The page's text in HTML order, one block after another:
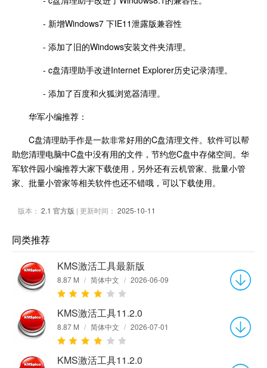
- 新增Windows7 下IE11泄露版兼容性
- 添加了旧的Windows安装文件夹清理。
- c盘清理助手改进Internet Explorer历史记录清理。
- 添加了百度和火狐浏览器清理。
华军小编推荐：
C盘清理助手作是一款非常好用的C盘清理文件。软件可以帮
助您清理电脑中C盘中没有用的文件，节约您C盘中存储空间。华
军软件园小编推荐大家下载使用，另外还有云机管家、批量小管
家、批量小管家等相关软件也还不错哦，可以下载使用。
版本： 2.1 官方版 | 更新时间： 2025-10-11
同类推荐
KMS激活工具最新版
8.87 M / 简体中文 / 2026-06-09
KMS激活工具11.2.0
8.87 M / 简体中文 / 2026-07-01
KMS激活工具11.2.0